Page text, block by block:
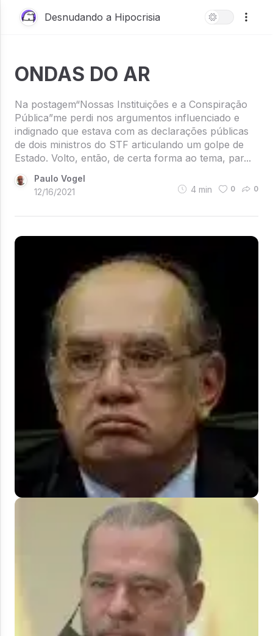
Desnudando a Hipocrisia
ONDAS DO AR
Na postagem“Nossas Instituições e a Conspiração
Pública”me perdi nos argumentos influenciado e
indignado que estava com as declarações públicas
de dois ministros do STF articulando um golpe de
Estado. Volto, então, de certa forma ao tema, par...
Paulo Vogel
12/16/2021
4 min 0 0